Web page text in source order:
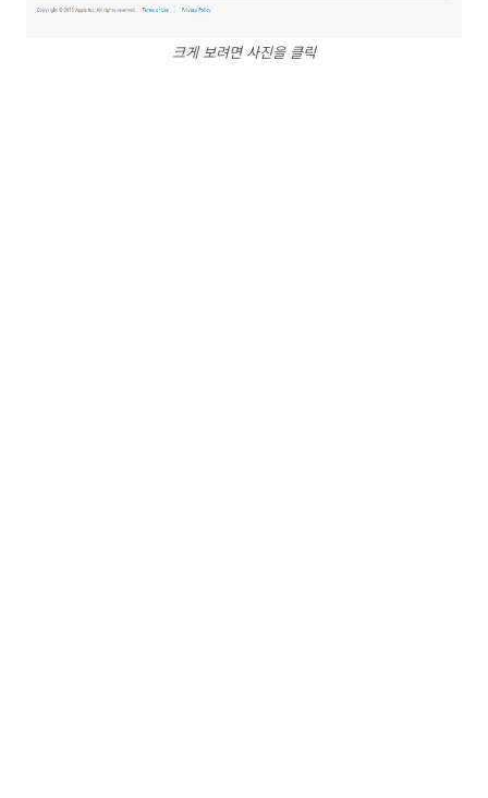
크게 보려면 사진을 클릭